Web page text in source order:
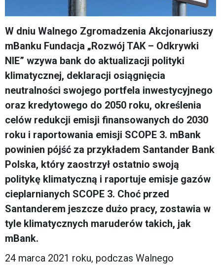
W dniu Walnego Zgromadzenia Akcjonariuszy
mBanku Fundacja „Rozwój TAK – Odkrywki
NIE” wzywa bank do aktualizacji polityki
klimatycznej, deklaracji osiągnięcia
neutralności swojego portfela inwestycyjnego
oraz kredytowego do 2050 roku, określenia
celów redukcji emisji finansowanych do 2030
roku i raportowania emisji SCOPE 3. mBank
powinien pójść za przykładem Santander Bank
Polska, który zaostrzył ostatnio swoją
politykę klimatyczną i raportuje emisje gazów
cieplarnianych SCOPE 3. Choć przed
Santanderem jeszcze dużo pracy, zostawia w
tyle klimatycznych maruderów takich, jak
mBank.
24 marca 2021 roku, podczas Walnego